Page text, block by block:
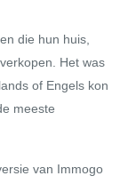
die hun huis,
Het was
of Engels kon
meeste
van Immogo